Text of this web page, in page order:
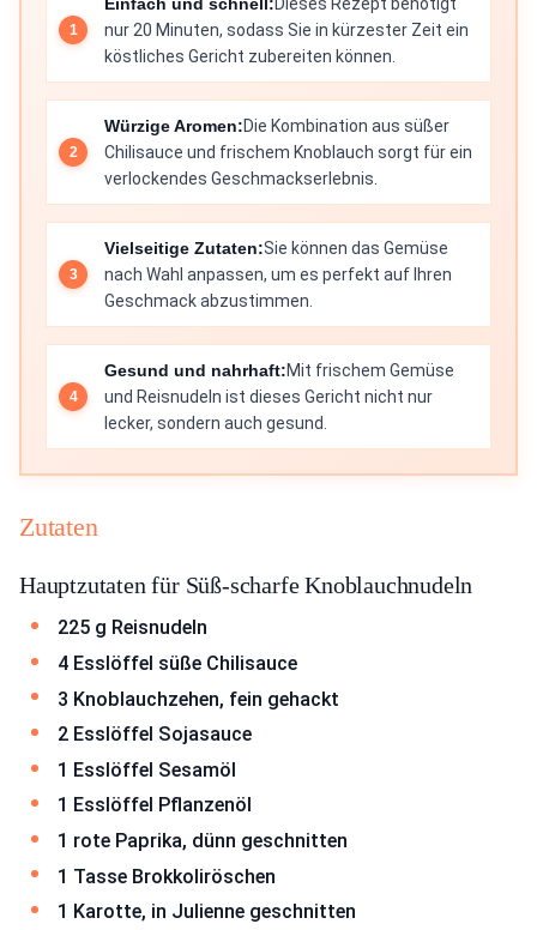
Einfach und schnell:Dieses Rezept benötigt
nur 20 Minuten, sodass Sie in kürzester Zeit ein
köstliches Gericht zubereiten können.
Würzige Aromen:Die Kombination aus süßer
Chilisauce und frischem Knoblauch sorgt für ein
verlockendes Geschmackserlebnis.
Vielseitige Zutaten:Sie können das Gemüse
nach Wahl anpassen, um es perfekt auf Ihren
Geschmack abzustimmen.
Gesund und nahrhaft:Mit frischem Gemüse
und Reisnudeln ist dieses Gericht nicht nur
lecker, sondern auch gesund.
Zutaten
Hauptzutaten für Süß-scharfe Knoblauchnudeln
225 g Reisnudeln
4 Esslöffel süße Chilisauce
3 Knoblauchzehen, fein gehackt
2 Esslöffel Sojasauce
1 Esslöffel Sesamöl
1 Esslöffel Pflanzenöl
1 rote Paprika, dünn geschnitten
1 Tasse Brokkoliröschen
1 Karotte, in Julienne geschnitten